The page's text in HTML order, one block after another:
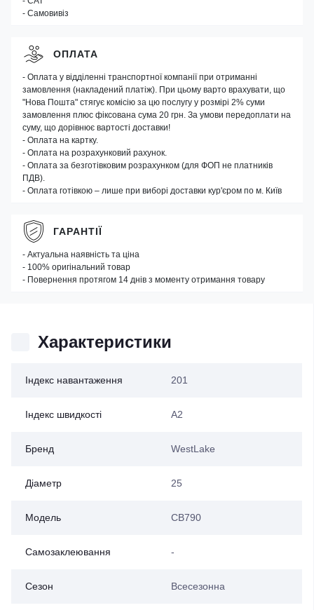
Характеристики
Індекс навантаження 201
Індекс швидкості A2
Бренд WestLake
Діаметр 25
Модель CB790
Самозаклеювання -
Сезон Всесезонна
- Самовивіз
ОПЛАТА
- Оплата у відділенні транспортної компанії при отриманні
замовлення (накладений платіж). При цьому варто врахувати, що
"Нова Пошта" стягує комісію за цю послугу у розмірі 2% суми
замовлення плюс фіксована сума 20 грн. За умови передоплати на
суму, що дорівнює вартості доставки!
- Оплата на картку.
- Оплата на розрахунковий рахунок.
- Оплата за безготівковим розрахунком (для ФОП не платників
ПДВ).
- Оплата готівкою – лише при виборі доставки кур'єром по м. Київ
ГАРАНТІЇ
- Актуальна наявність та ціна
- 100% оригінальний товар
- Повернення протягом 14 днів з моменту отримання товару